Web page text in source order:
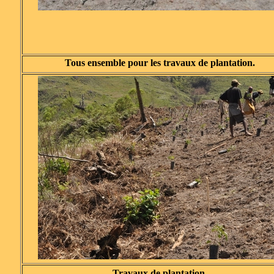
Tous ensemble pour les travaux de plantation.